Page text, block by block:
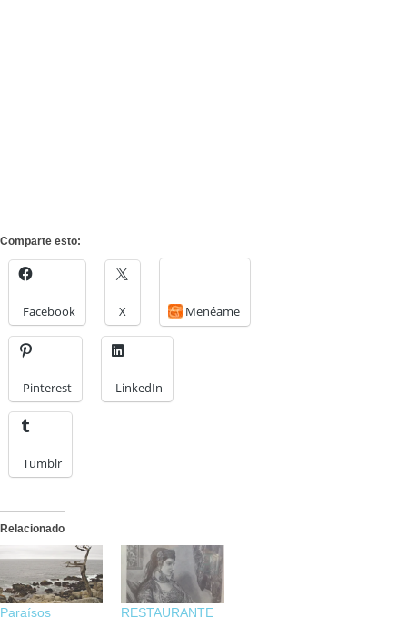
Comparte esto:
Facebook X Menéame
Pinterest LinkedIn
Tumblr
Relacionado
Paraísos
RESTAURANTE